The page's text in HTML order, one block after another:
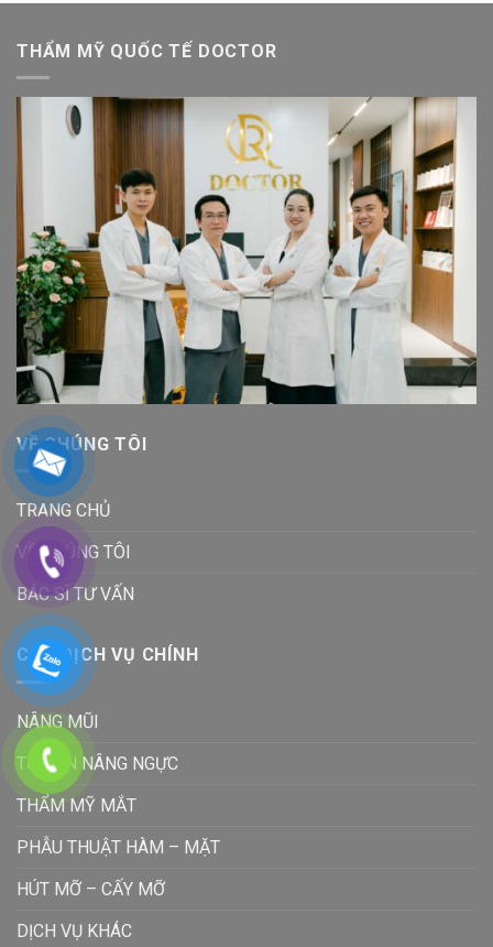
THẨM MỸ QUỐC TẾ DOCTOR
VỀ CHÚNG TÔI
TRANG CHỦ
VỀ CHÚNG TÔI
BÁC SĨ TƯ VẤN
CÁC DỊCH VỤ CHÍNH
NÂNG MŨI
TƯ VẤN NÂNG NGỰC
THẨM MỸ MẮT
PHẪU THUẬT HÀM – MẶT
HÚT MỠ – CẤY MỠ
DỊCH VỤ KHÁC